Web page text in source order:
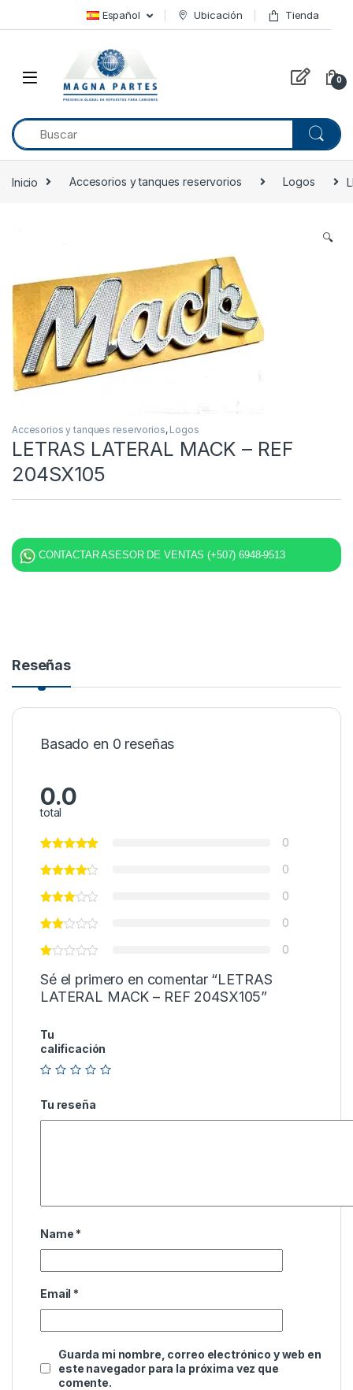
Skip to navigation Español Ubicación Tienda
0
Inicio Accesorios y tanques reservorios Logos
🔍
Accesorios y tanques reservorios, Logos
LETRAS LATERAL MACK – REF
204SX105
CONTACTAR ASESOR DE VENTAS (+507) 6948-9513
Reseñas
Basado en 0 reseñas
0.0
total
0
0
0
0
0
Sé el primero en comentar “LETRAS
LATERAL MACK – REF 204SX105”
Tu
calificación
Tu reseña
Name *
Email *
Guarda mi nombre, correo electrónico y web en
este navegador para la próxima vez que
comente.